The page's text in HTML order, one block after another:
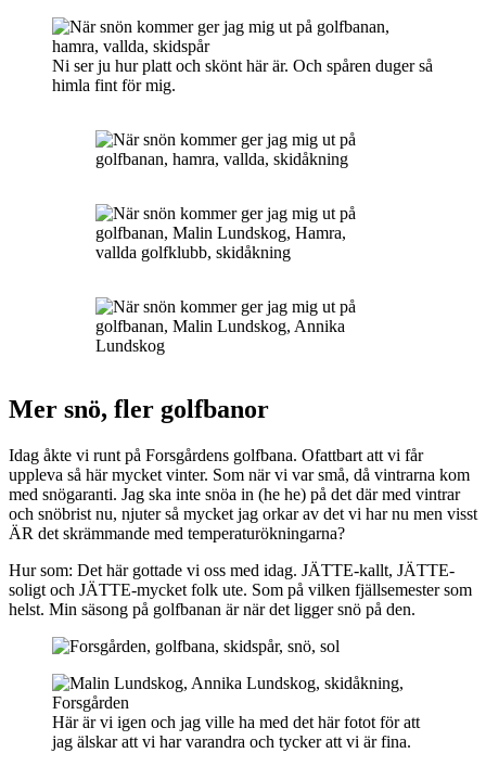
Ni ser ju hur platt och skönt här är. Och spåren duger så
himla fint för mig.
Mer snö, fler golfbanor
Idag åkte vi runt på Forsgårdens golfbana. Ofattbart att vi får
uppleva så här mycket vinter. Som när vi var små, då vintrarna kom
med snögaranti. Jag ska inte snöa in (he he) på det där med vintrar
och snöbrist nu, njuter så mycket jag orkar av det vi har nu men visst
ÄR det skrämmande med temperaturökningarna?
Hur som: Det här gottade vi oss med idag. JÄTTE-kallt, JÄTTE-
soligt och JÄTTE-mycket folk ute. Som på vilken fjällsemester som
helst. Min säsong på golfbanan är när det ligger snö på den.
Här är vi igen och jag ville ha med det här fotot för att
jag älskar att vi har varandra och tycker att vi är fina.